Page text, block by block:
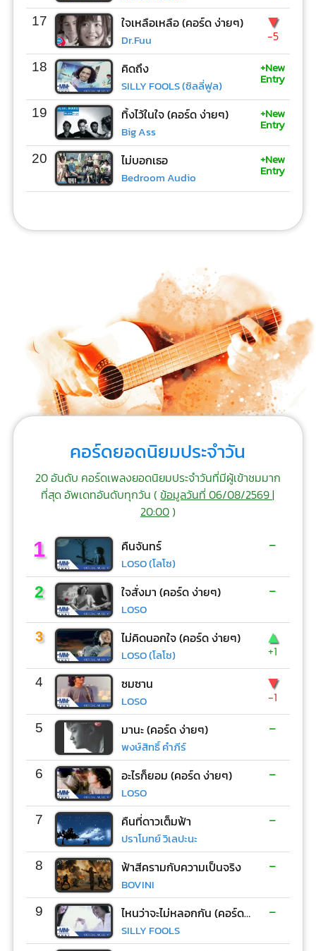
17 ใจเหลือเหลือ (คอร์ด ง่ายๆ)
Dr.Fuu
▼
-5
18 คิดถึง
SILLY FOOLS (ซิลลี่ฟูล)
+New
Entry
19 ทิ้งไว้ในใจ (คอร์ด ง่ายๆ)
Big Ass
+New
Entry
20 ไม่บอกเธอ
Bedroom Audio
+New
Entry
คอร์ดยอดนิยมประจำวัน
20 อันดับ คอร์ดเพลงยอดนิยมประจำวันที่มีผู้เข้าชมมาก
ที่สุด อัพเดทอันดับทุกวัน (ข้อมูลวันที่ 06/08/2569 |
20:00)
1 คืนจันทร์
LOSO (โลโซ)
-
2 ใจสั่งมา (คอร์ด ง่ายๆ)
LOSO
-
3 ไม่คิดนอกใจ (คอร์ด ง่ายๆ)
LOSO (โลโซ)
▲
+1
4 ซมซาน
LOSO
▼
-1
5 มานะ (คอร์ด ง่ายๆ)
พงษ์สิทธิ์ คำภีร์
-
6 อะไรก็ยอม (คอร์ด ง่ายๆ)
LOSO
-
7 คืนที่ดาวเต็มฟ้า
ปราโมทย์ วิเลปะนะ
-
8 ฟ้าสีครามกับความเป็นจริง
BOVINI
-
9 ไหนว่าจะไม่หลอกกัน (คอร์ด ง่ายๆ)
SILLY FOOLS
-